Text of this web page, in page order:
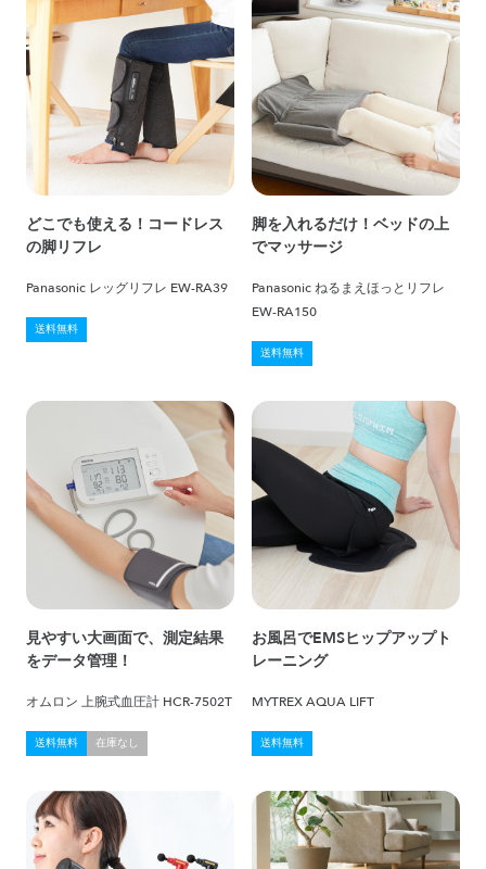
どこでも使える！コードレス
の脚リフレ
Panasonic レッグリフレ EW-RA39
送料無料
脚を入れるだけ！ベッドの上
でマッサージ
Panasonic ねるまえほっとリフレ
EW-RA150
送料無料
見やすい大画面で、測定結果
をデータ管理！
オムロン 上腕式血圧計 HCR-7502T
送料無料 在庫なし
お風呂でEMSヒップアップト
レーニング
MYTREX AQUA LIFT
送料無料